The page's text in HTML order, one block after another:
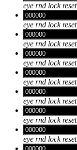
eye rnd lock reset
eye rnd lock reset
eye rnd lock reset
eye rnd lock reset
eye rnd lock reset
eye rnd lock reset
eye rnd lock reset
eye rnd lock reset